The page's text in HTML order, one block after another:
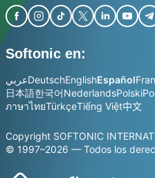
Softonic en:
عربيDeutschEnglishEspañol
日本語한국어NederlandsPolski
ภาษาไทยTürkçeTiếng Việt中文
Copyright SOFTONIC
© 1997–2026 — Todos los